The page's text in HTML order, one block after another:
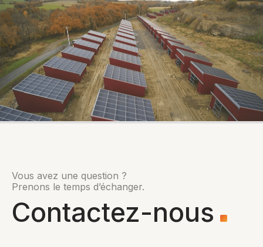
Vous avez une question ?
Prenons le temps d’échanger.
Contactez-nous